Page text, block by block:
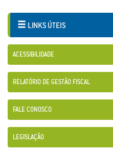
LINKS ÚTEIS
ACESSIBILIDADE
RELATÓRIO DE GESTÃO FISCAL
FALE CONOSCO
LEGISLAÇÃO